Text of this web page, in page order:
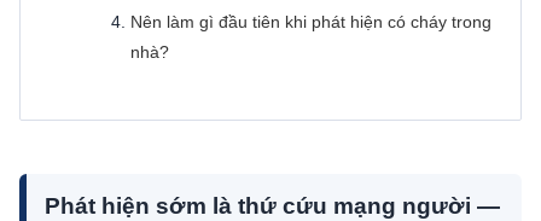
Nên làm gì đầu tiên khi phát hiện có cháy trong
nhà?
Phát hiện sớm là thứ cứu mạng người —